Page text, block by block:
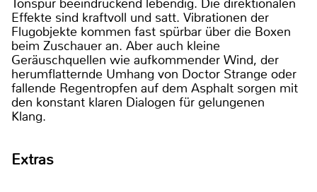
Tonspur beeindruckend lebendig. Die direktionalen
Effekte sind kraftvoll und satt. Vibrationen der
Flugobjekte kommen fast spürbar über die Boxen
beim Zuschauer an. Aber auch kleine
Geräuschquellen wie aufkommender Wind, der
herumflatternde Umhang von Doctor Strange oder
fallende Regentropfen auf dem Asphalt sorgen mit
den konstant klaren Dialogen für gelungenen
Klang.
Extras